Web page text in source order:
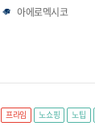
아에로멕시코
프라임 노쇼핑 노팁